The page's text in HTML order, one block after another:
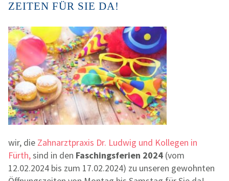
ZEITEN FÜR SIE DA!
wir, die Zahnarztpraxis Dr. Ludwig und Kollegen in
Fürth,sind in den Faschingsferien 2024 (vom
12.02.2024 bis zum 17.02.2024) zu unseren gewohnten